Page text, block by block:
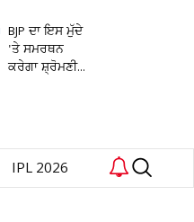
BJP ਦਾ ਇਸ ਮੁੱਦੇ
'ਤੇ ਸਮਰਥਨ
ਕਰੇਗਾ ਸ਼੍ਰੋਮਣੀ...
IPL 2026